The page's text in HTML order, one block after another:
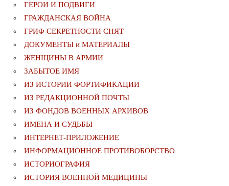
ГЕРОИ И ПОДВИГИ
ГРАЖДАНСКАЯ ВОЙНА
ГРИФ СЕКРЕТНОСТИ СНЯТ
ДОКУМЕНТЫ и МАТЕРИАЛЫ
ЖЕНЩИНЫ В АРМИИ
ЗАБЫТОЕ ИМЯ
ИЗ ИСТОРИИ ФОРТИФИКАЦИИ
ИЗ РЕДАКЦИОННОЙ ПОЧТЫ
ИЗ ФОНДОВ ВОЕННЫХ АРХИВОВ
ИМЕНА И СУДЬБЫ
ИНТЕРНЕТ-ПРИЛОЖЕНИЕ
ИНФОРМАЦИОННОЕ ПРОТИВОБОРСТВО
ИСТОРИОГРАФИЯ
ИСТОРИЯ ВОЕННОЙ МЕДИЦИНЫ